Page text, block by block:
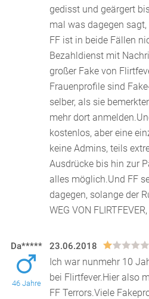
gedisst und geärgert
mal was dagegen
FF ist in beide Fällen
Bezahldienst mit
großer Fake von
Frauenprofile sind
selber, als sie
mehr dort
kostenlos, aber eine
keine Admins, teils
Ausdrücke bis hin zur
alles möglich.Und FF
dagegen, solange der
WEG VON FLIRTFEVER,
Da*****
46 Jahre
23.06.2018
Ich war nunmehr 10
bei Flirtfever.Hier also
FF Terrors.Viele